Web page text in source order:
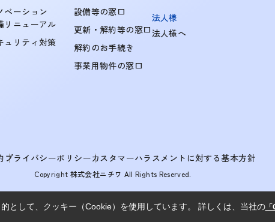
ベーション
リニューアル
ュリティ対策
設備等の窓口
更新・解約等の窓口
解約のお手続き
事業用物件の窓口
法人様
法人様へ
プライバシーポリシーカスタマーハラスメントに対する基本方針
Copyright 株式会社ニチワ All Rights Reserved.
として、クッキー（Cookie）を使用しています。 詳しくは、当社の「